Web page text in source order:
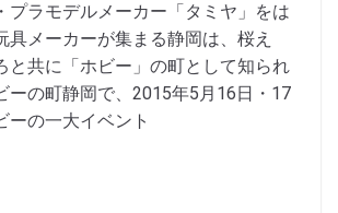
プラモデルメーカー「タミヤ」をは
具メーカーが集まる静岡は、桜え
と共に「ホビー」の町として知られ
ーの町静岡で、2015年5月16日・17
ーの一大イベント